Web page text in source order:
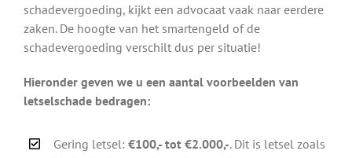
schadevergoeding, kijkt een advocaat vaak naar eerdere
zaken. De hoogte van het smartengeld of de
schadevergoeding verschilt dus per situatie!
Hieronder geven we u een aantal voorbeelden van
letselschade bedragen:
Gering letsel:€100,- tot €2.000,-. Dit is letsel zoals